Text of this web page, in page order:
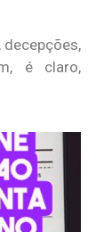
é claro,